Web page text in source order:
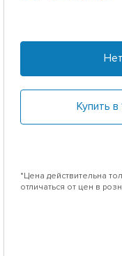
Нет
Купить в
*Цена действительна
отличаться от цен в